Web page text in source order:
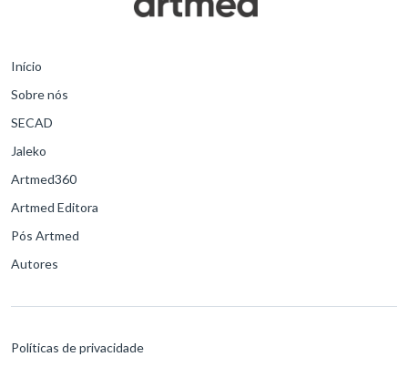
Início
Sobre nós
SECAD
Jaleko
Artmed360
Artmed Editora
Pós Artmed
Autores
Políticas de privacidade